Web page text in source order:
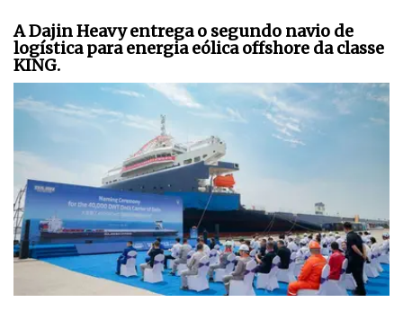
A Dajin Heavy entrega o segundo navio de
logística para energia eólica offshore da classe
KING.